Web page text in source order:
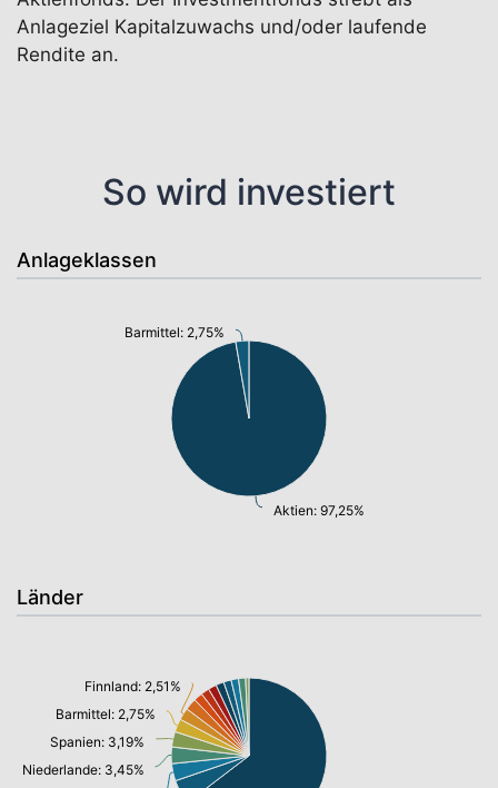
Anlageziel Kapitalzuwachs und/oder laufende
Rendite an.
So wird investiert
Anlageklassen
Aktien: 97,25%
Barmittel: 2,75%
Länder
Niederlande: 3,45%
Spanien: 3,19%
Barmittel: 2,75%
Finnland: 2,51%